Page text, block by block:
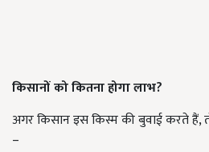
किसानों को कितना होगा लाभ?
अगर किसान इस किस्म की बुवाई करते
–